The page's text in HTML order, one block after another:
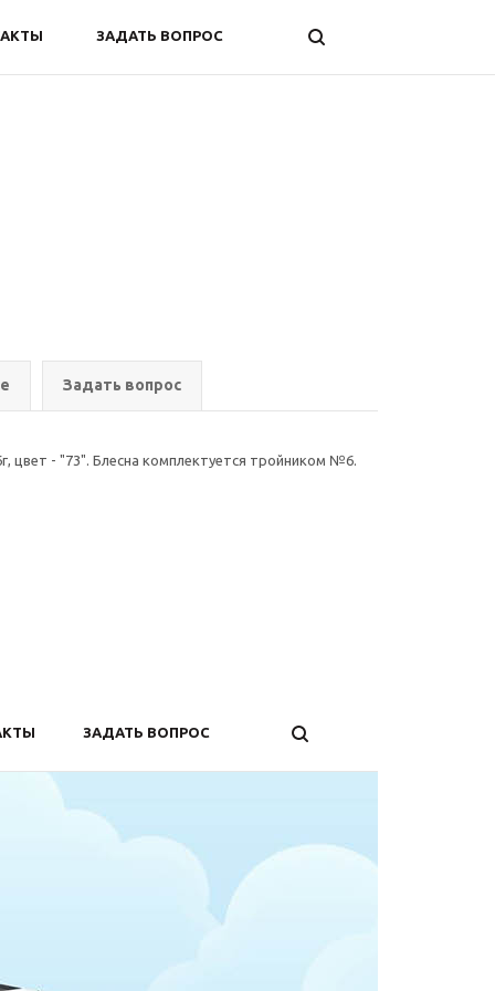
ЗАДАТЬ ВОПРОС
Задать вопрос
цвет - "73". Блесна комплектуется тройником №6.
ЗАДАТЬ ВОПРОС